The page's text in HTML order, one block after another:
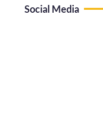
Social Media